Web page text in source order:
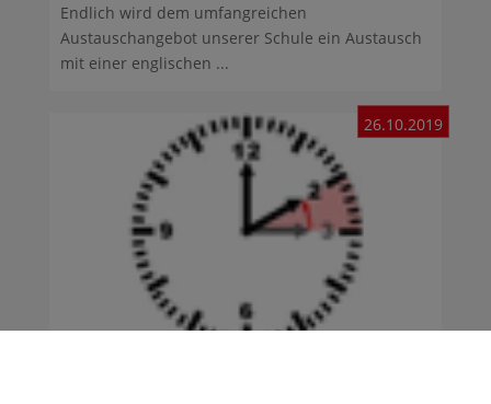
Endlich wird dem umfangreichen
Austauschangebot unserer Schule ein Austausch
mit einer englischen ...
26.10.2019